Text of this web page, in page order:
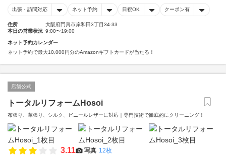
出張・訪問対応 ネット予約 日祝OK クーポン有
住所
大阪府門真市岸和田3丁目34-33
本日の営業状況 9:00〜19:00
ネット予約カレンダー
ネット予約で最大10,000円分のAmazonギフトカードが当たる！
店舗公式
トータルリフォームHosoi
布張り、革張り、シルク、ビニールレザーに対応｜専門技術で徹底的にクリーニング！
3.11 写真 12枚